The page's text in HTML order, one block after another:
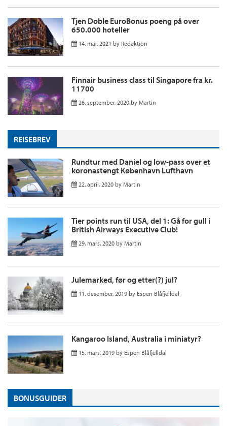
Tjen Doble EuroBonus poeng på over
650.000 hoteller
14. mai, 2021 by Redaktion
Finnair business class til Singapore fra kr.
11700
26. september, 2020 by Martin
REISEBREV
Rundtur med Daniel og low-pass over et
koronastengt København Lufthavn
22. april, 2020 by Martin
Tier points run til USA, del 1: Gå for gull i
British Airways Executive Club!
29. mars, 2020 by Martin
Julemarked, før og etter(?) jul?
11. desember, 2019 by Espen Blåfjelldal
Kangaroo Island, Australia i miniatyr?
15. mars, 2019 by Espen Blåfjelldal
BONUSGUIDER